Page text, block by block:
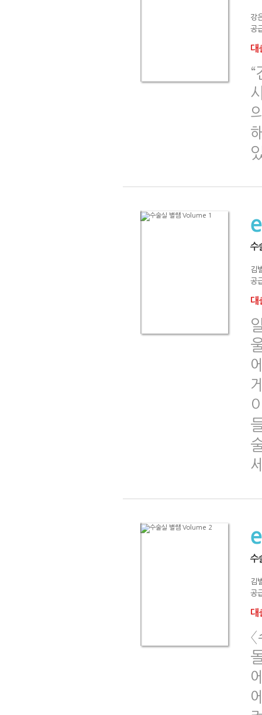
강
공
대
수
김
공
대
수
김
공
대